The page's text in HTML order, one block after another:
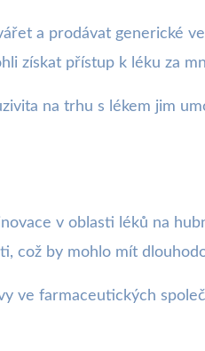
a prodávat generické
získat přístup k léku za
na trhu s lékem jim
v oblasti léků na
což by mohlo mít
ve farmaceutických